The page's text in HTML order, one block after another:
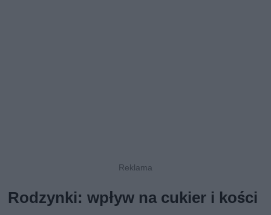
Rodzynki: wpływ na cukier i kości